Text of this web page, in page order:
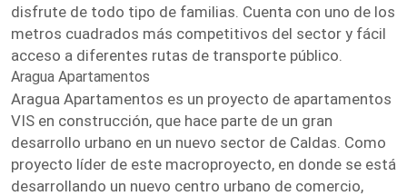
disfrute de todo tipo de familias. Cuenta con uno de los
metros cuadrados más competitivos del sector y fácil
acceso a diferentes rutas de transporte público.
Aragua Apartamentos
Aragua Apartamentos es un proyecto de apartamentos
VIS en construcción, que hace parte de un gran
desarrollo urbano en un nuevo sector de Caldas. Como
proyecto líder de este macroproyecto, en donde se está
desarrollando un nuevo centro urbano de comercio,